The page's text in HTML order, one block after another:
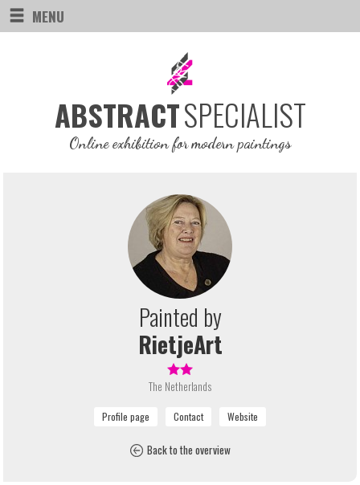
MENU
ABSTRACTSPECIALIST
Online exhibition for modern paintings
Painted by
RietjeArt
The Netherlands
Back to the overview